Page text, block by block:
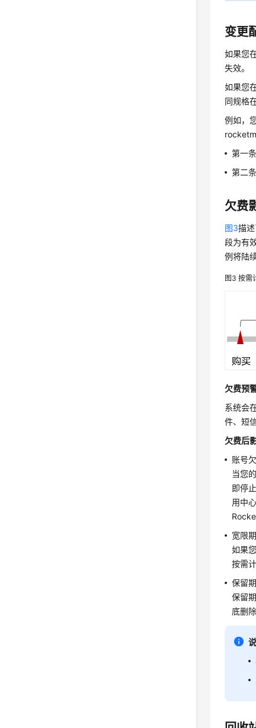
变更
如果您
失效。
如果您
同规格
例如，
第一
第二
欠费
图3描
段为有
例将陆
图3按需
欠费预
系统会
件、短
欠费后
账号
当您
即停
用中
宽限
如果
按需
保留
保留
底删